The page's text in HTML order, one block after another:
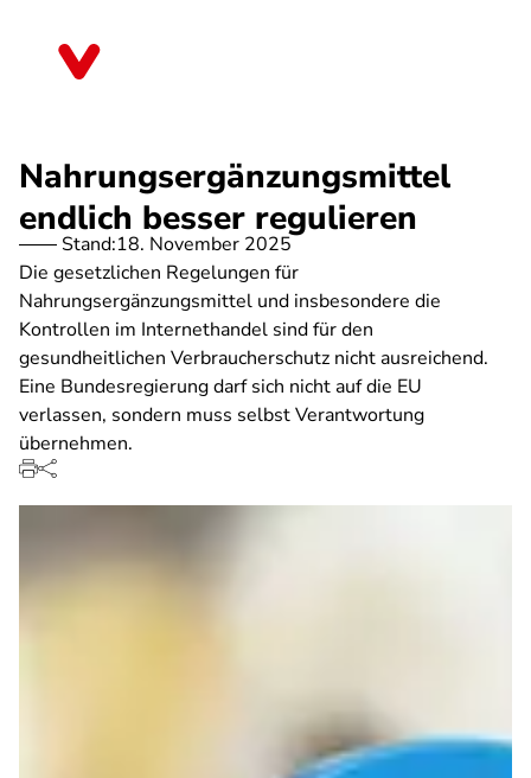
Nahrungsergänzungsmittel
endlich besser regulieren
Stand:18. November 2025
Die gesetzlichen Regelungen für
Nahrungsergänzungsmittel und insbesondere die
Kontrollen im Internethandel sind für den
gesundheitlichen Verbraucherschutz nicht ausreichend.
Eine Bundesregierung darf sich nicht auf die EU
verlassen, sondern muss selbst Verantwortung
übernehmen.